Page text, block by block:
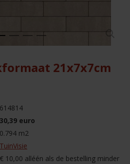
21x7x7cm
614814
30,39 euro
0.794 m2
TuinVisie
€ 10,00 alléén als de bestelling minder